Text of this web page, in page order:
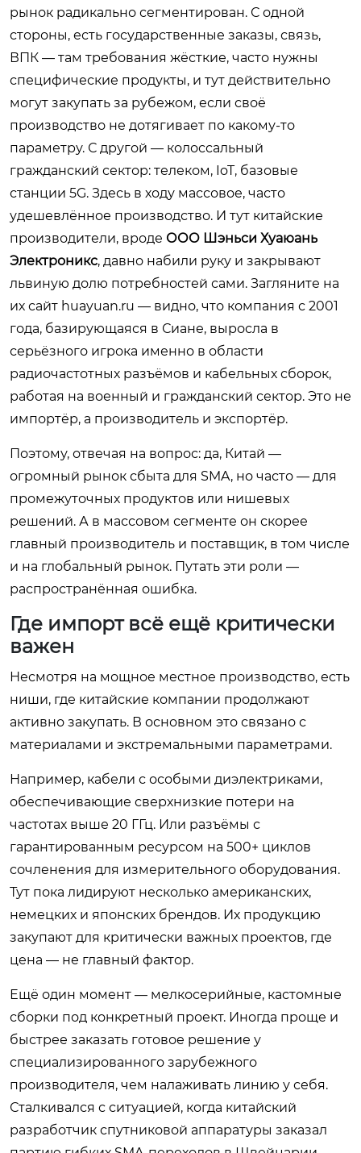
рынок радикально сегментирован. С одной
стороны, есть государственные заказы, связь,
ВПК — там требования жёсткие, часто нужны
специфические продукты, и тут действительно
могут закупать за рубежом, если своё
производство не дотягивает по какому-то
параметру. С другой — колоссальный
гражданский сектор: телеком, IoT, базовые
станции 5G. Здесь в ходу массовое, часто
удешевлённое производство. И тут китайские
производители, вроде ООО Шэньси Хуаюань
Электроникс, давно набили руку и закрывают
львиную долю потребностей сами. Загляните на
их сайт huayuan.ru — видно, что компания с 2001
года, базирующаяся в Сиане, выросла в
серьёзного игрока именно в области
радиочастотных разъёмов и кабельных сборок,
работая на военный и гражданский сектор. Это не
импортёр, а производитель и экспортёр.
Поэтому, отвечая на вопрос: да, Китай —
огромный рынок сбыта для SMA, но часто — для
промежуточных продуктов или нишевых
решений. А в массовом сегменте он скорее
главный производитель и поставщик, в том числе
и на глобальный рынок. Путать эти роли —
распространённая ошибка.
Где импорт всё ещё критически
важен
Несмотря на мощное местное производство, есть
ниши, где китайские компании продолжают
активно закупать. В основном это связано с
материалами и экстремальными параметрами.
Например, кабели с особыми диэлектриками,
обеспечивающие сверхнизкие потери на
частотах выше 20 ГГц. Или разъёмы с
гарантированным ресурсом на 500+ циклов
сочленения для измерительного оборудования.
Тут пока лидируют несколько американских,
немецких и японских брендов. Их продукцию
закупают для критически важных проектов, где
цена — не главный фактор.
Ещё один момент — мелкосерийные, кастомные
сборки под конкретный проект. Иногда проще и
быстрее заказать готовое решение у
специализированного зарубежного
производителя, чем налаживать линию у себя.
Сталкивался с ситуацией, когда китайский
разработчик спутниковой аппаратуры заказал